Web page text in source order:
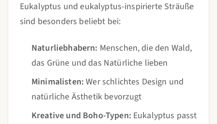
Eukalyptus und eukalyptus-inspirierte Sträuße
sind besonders beliebt bei:
Naturliebhabern: Menschen, die den Wald,
das Grüne und das Natürliche lieben
Minimalisten: Wer schlichtes Design und
natürliche Ästhetik bevorzugt
Kreative und Boho-Typen: Eukalyptus passt